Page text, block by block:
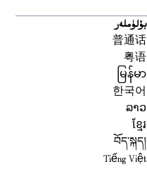
بۆلۈملەر
普通话
粤语
မြန်မာ
한국어
ລາວ
ខ្មែរ
བོད་སྐད།
Tiếng Việt